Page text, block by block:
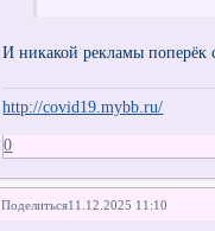
И никакой рекламы поперёк
http://covid19.mybb.ru/
0
Поделиться11.12.2025 11:10